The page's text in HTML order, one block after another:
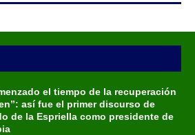
el tiempo de la recuperación
así fue el primer discurso de
de la Espriella como presidente de